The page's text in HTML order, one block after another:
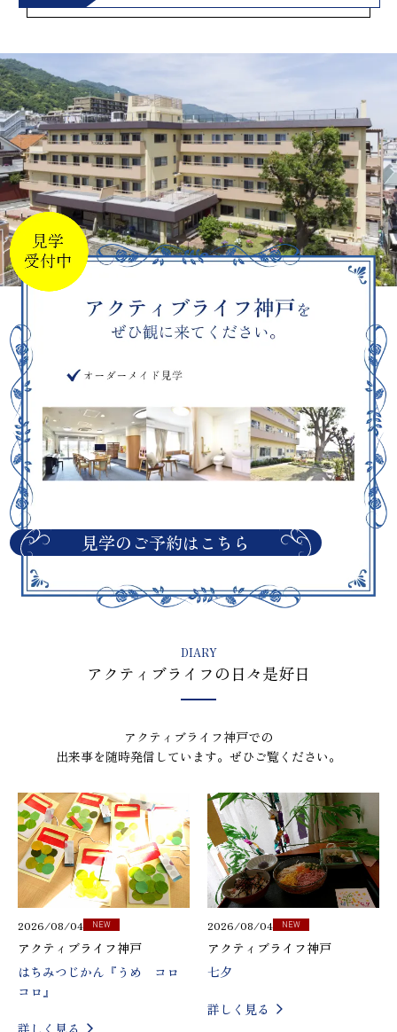
見学のご予約はこちら
DIARY
アクティブライフの日々是好日
アクティブライフ神戸での
出来事を随時発信しています。ぜひご覧ください。
2026/08/04 NEW
アクティブライフ神戸
はちみつじかん『うめ コロ
コロ』
2026/08/04 NEW
アクティブライフ神戸
七夕
詳しく見る